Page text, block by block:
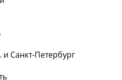
Санкт-Петербург